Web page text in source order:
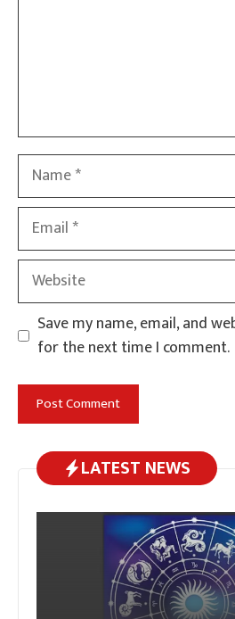
Name
Email
Website
Save my name, email, and
for the next time I comment.
LATEST NEWS